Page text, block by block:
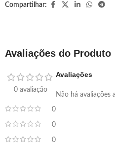
Compartilhar:
Avaliações do Produto
0 avaliação
0
0
0
Avaliações
Não há avaliações